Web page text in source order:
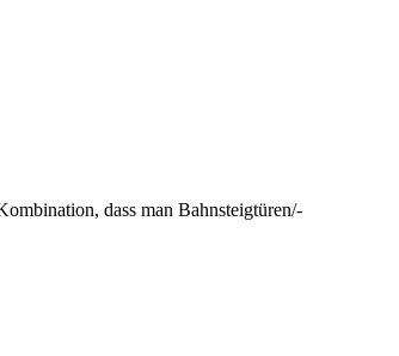
dass man Bahnsteigtüren/-